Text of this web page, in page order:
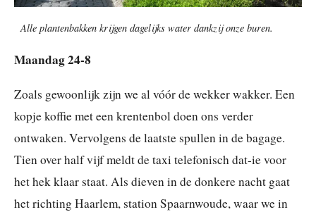
Alle plantenbakken krijgen dagelijks water dankzij onze buren.
Maandag 24-8
Zoals gewoonlijk zijn we al vóór de wekker wakker. Een
kopje koffie met een krentenbol doen ons verder
ontwaken. Vervolgens de laatste spullen in de bagage.
Tien over half vijf meldt de taxi telefonisch dat-ie voor
het hek klaar staat. Als dieven in de donkere nacht gaat
het richting Haarlem, station Spaarnwoude, waar we in